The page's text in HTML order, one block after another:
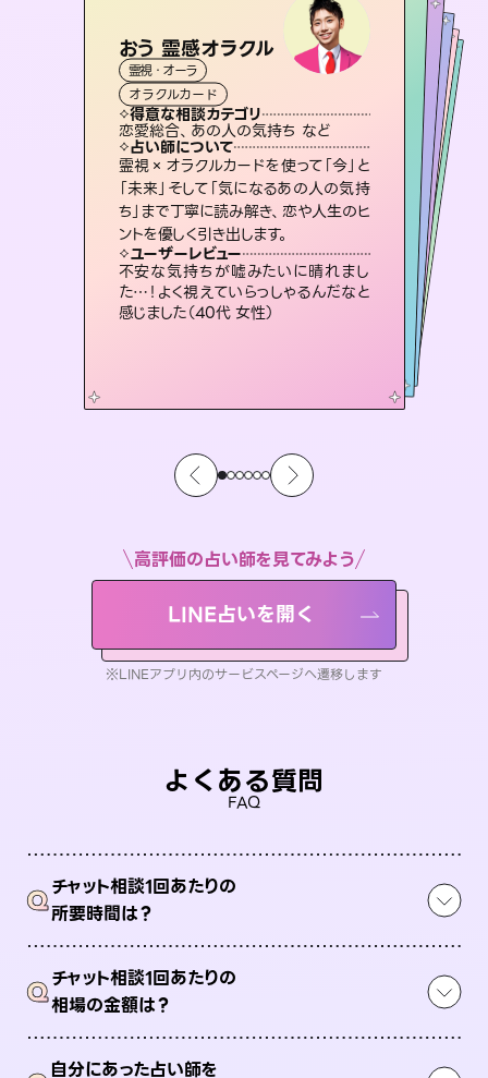
おう 霊感オラクル
霊視・オーラ
オラクルカード
得意な相談カテゴリ
恋愛総合、あの人の気持ち など
占い師について
霊視×オラクルカードを使って「今」と
「未来」そして「気になるあの人の気持
ち」まで丁寧に読み解き、恋や人生のヒ
ントを優しく引き出します。
ユーザーレビュー
不安な気持ちが嘘みたいに晴れまし
た…！よく視えていらっしゃるんだなと
感じました（40代 女性）
セラピスト理恵
霊視・オーラ
スピリチュアル・リーディング
得意な相談カテゴリ
片想い、二人の未来、年の差 など
占い師について
連絡再開、復縁、成就などの報告実績
多数。セラピストとして2万超の施術経
験があるからこそできる鑑定で、より良
い未来をサポートします。
ユーザーレビュー
とても心温まる鑑定でした。しかもこち
らは何も言っていないのに視えていらっ
しゃるんだなと驚きです（30代女性）
アイリス -iris-
西洋占星術
ルーン
得意な相談カテゴリ
恋愛総合、片想い、二人の未来 など
占い師について
復縁、恋愛、不倫の行方、同性愛や片
思い、仕事関係や借金問題まで知りた
いことや心の負担になっていることを
紐解き、背中をそっと押して導きます。
ユーザーレビュー
安心感のあり、言い切ってくれる所や濁
さない鑑定のおかげで、毎回自分の気
持ちを整えられます（30代 男性）
未来視師＊花
霊視・オーラ
スピリチュアル・リーディング
得意な相談カテゴリ
出逢い、片想い、復縁 など
占い師について
未来には何パターンもの選択肢があります。不安で視えにくくなっているあなたの素敵な未来を見つけ、その未来を選択できるようアドバイスします。
ユーザーレビュー
職場の人の性質や人間関係、本心など
本当によく視えていてびっくり。対策が
打てて前向きになれます（40代）
スピリチュアル・リーディング
得意な相談カテゴリ
片想い、あの人の気持ち、復縁 など
占い師について
恋愛のお悩みの中でも特に「曖昧な関
係」の相談を得意としており、友達以上
恋人未満なお相手との今後や本音を丁
寧に読み解き恋愛成就へと導きます。
ユーザーレビュー
鑑定していただいてアドバイス通りに行
動すると仲が復活してきました。ありが
とうございました（40代 女性）
霊視・オーラ
スピリチュアル・リーディング
得意な相談カテゴリ
片想い、あの人の気持ち、復縁 など
占い師について
3,700年以上の歴史を持つ東洋最古の
占術「易占」で詳細まで占い、幸せへ向
かう道筋を示します。厳しい結果にも具
体的な対策をお伝えします。
ユーザーレビュー
複雑な背景もしっかり聞いて鑑定して
いただけました。気持ちが楽になりまし
た（50代 女性）
高評価の占い師を見てみよう
LINE占いを開く
※LINEアプリ内のサービスページへ遷移します
よくある質問
FAQ
Qチャット相談1回あたりの
所要時間は？
Qチャット相談1回あたりの
相場の金額は？
自分にあった占い師を